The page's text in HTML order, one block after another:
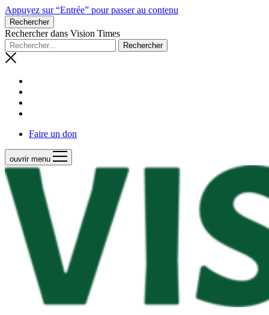
Appuyez sur “Entrée” pour passer au contenu
Rechercher
Rechercher dans Vision Times
Faire un don
ouvrir menu